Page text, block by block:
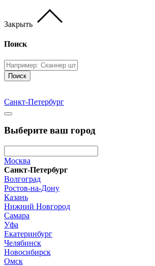
Закрыть
Поиск
Поиск
Санкт-Петербург
Выберите ваш город
Москва
Санкт-Петербург
Волгоград
Ростов-на-Дону
Казань
Нижний Новгород
Самара
Уфа
Екатеринбург
Челябинск
Новосибирск
Омск